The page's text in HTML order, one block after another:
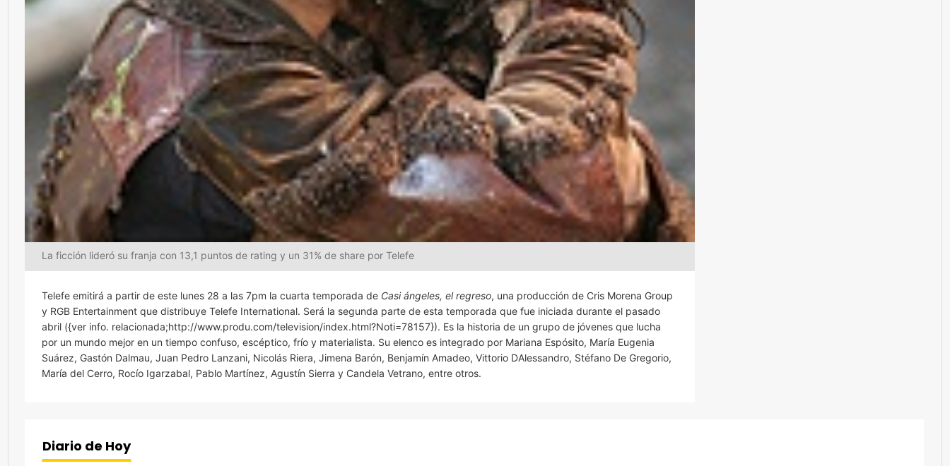
La ficción lideró su franja con 13,1 puntos de rating y un 31% de share por Telefe
Telefe emitirá a partir de este lunes 28 a las 7pm la cuarta temporada de Casi ángeles, el regreso, una producción de Cris Morena Group
y RGB Entertainment que distribuye Telefe International. Será la segunda parte de esta temporada que fue iniciada durante el pasado
abril ({ver info. relacionada;http://www.produ.com/television/index.html?Noti=78157}). Es la historia de un grupo de jóvenes que lucha
por un mundo mejor en un tiempo confuso, escéptico, frío y materialista. Su elenco es integrado por Mariana Espósito, María Eugenia
Suárez, Gastón Dalmau, Juan Pedro Lanzani, Nicolás Riera, Jimena Barón, Benjamín Amadeo, Vittorio DAlessandro, Stéfano De Gregorio,
María del Cerro, Rocío Igarzabal, Pablo Martínez, Agustín Sierra y Candela Vetrano, entre otros.
Diario de Hoy